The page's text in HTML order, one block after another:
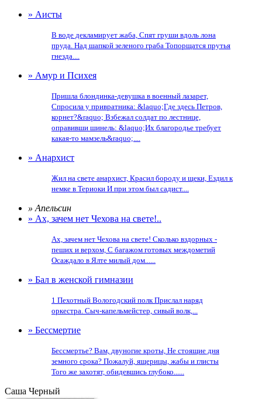
» Аисты
В воде декламирует жаба, Спят груши вдоль лона
пруда. Над шапкой зеленого граба Топорщатся прутья
гнезда....
» Амур и Психея
Пришла блондинка-девушка в военный лазарет,
Спросила у привратника: &laquo;Где здесь Петров,
корнет?&raquo; Взбежал солдат по лестнице,
оправивши шинель: &laquo;Их благородье требует
какая-то мамзель&raquo;....
» Анархист
Жил на свете анархист, Красил бороду и щеки, Ездил к
немке в Териоки И при этом был садист....
» Апельсин
» Ах, зачем нет Чехова на свете!..
Ах, зачем нет Чехова на свете! Сколько вздорных -
пеших и верхом, С багажом готовых междометий
Осаждало в Ялте милый дом......
» Бал в женской гимназии
1 Пехотный Вологодский полк Прислал наряд
оркестра. Сыч-капельмейстер, сивый волк,...
» Бессмертие
Бессмертье? Вам, двуногие кроты, Не стоящие дня
земного срока? Пожалуй, ящерицы, жабы и глисты
Того же захотят, обидевшись глубоко......
Саша Черный